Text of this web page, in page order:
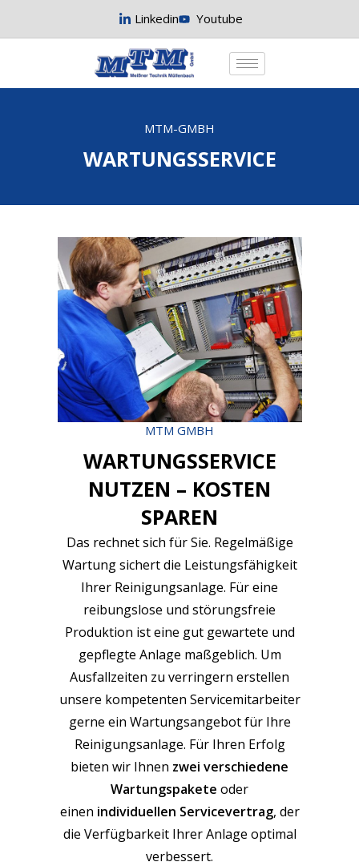
Linkedin Youtube
MTM-GMBH
WARTUNGSSERVICE
MTM GMBH
WARTUNGSSERVICE
NUTZEN – KOSTEN
SPAREN
Das rechnet sich für Sie. Regelmäßige
Wartung sichert die Leistungsfähigkeit
Ihrer Reinigungsanlage. Für eine
reibungslose und störungsfreie
Produktion ist eine gut gewartete und
gepflegte Anlage maßgeblich. Um
Ausfallzeiten zu verringern erstellen
unsere kompetenten Servicemitarbeiter
gerne ein Wartungsangebot für Ihre
Reinigungsanlage. Für Ihren Erfolg
bieten wir Ihnen zwei verschiedene
Wartungspakete oder
einen individuellen Servicevertrag, der
die Verfügbarkeit Ihrer Anlage optimal
verbessert.